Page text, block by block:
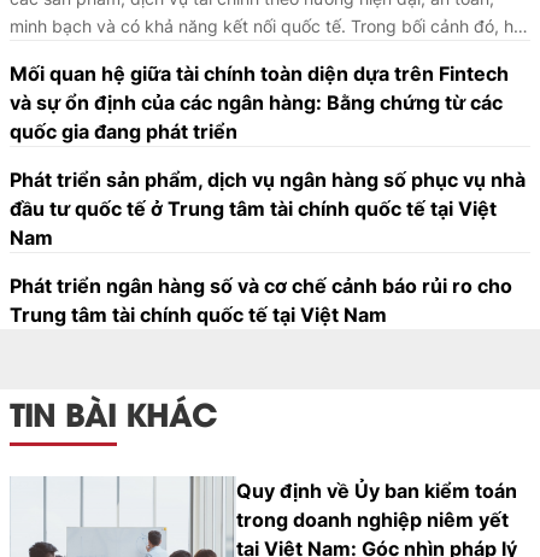
minh bạch và có khả năng kết nối quốc tế. Trong bối cảnh đó, hệ
trò then chốt; không chỉ hỗ trợ thanh toán, quản lý dòng tiền, giao
dịch ngoại hối, tài trợ thương mại, mà còn góp phần nâng cao
năng lực cạnh tranh của thị trường tài chính, cải thiện môi trường
Mối quan hệ giữa tài chính toàn diện dựa trên Fintech
và sự ổn định của các ngân hàng: Bằng chứng từ các
quốc gia đang phát triển
Phát triển sản phẩm, dịch vụ ngân hàng số phục vụ nhà
đầu tư quốc tế ở Trung tâm tài chính quốc tế tại Việt
Nam
Phát triển ngân hàng số và cơ chế cảnh báo rủi ro cho
Trung tâm tài chính quốc tế tại Việt Nam
TIN BÀI KHÁC
Quy định về Ủy ban kiểm toán
trong doanh nghiệp niêm yết
tại Việt Nam: Góc nhìn pháp lý